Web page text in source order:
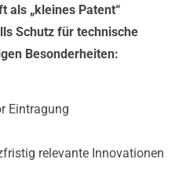
als „kleines Patent“
Schutz für technische
Besonderheiten:
Eintragung
relevante Innovationen